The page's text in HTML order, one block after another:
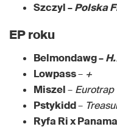
Szczyl –Polska
EP roku
Belmondawg –
Lowpass– +
Miszel– Eurotrap
Pstykidd–
Ryfa Ri x Panama